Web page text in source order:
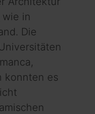
in
Die
konnten es